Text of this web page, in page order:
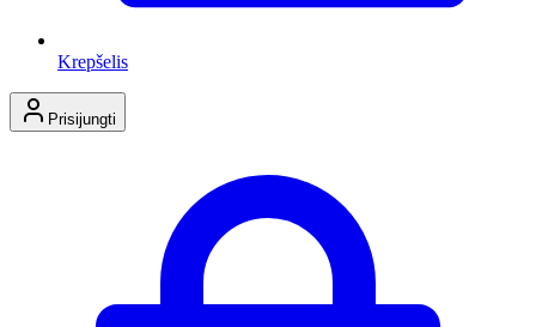
Krepšelis
Prisijungti